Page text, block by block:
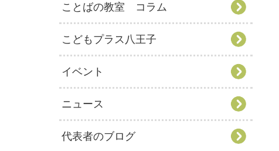
ことばの教室 コラム
こどもプラス八王子
イベント
ニュース
代表者のブログ